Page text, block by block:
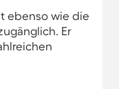
ebenso wie die
Er